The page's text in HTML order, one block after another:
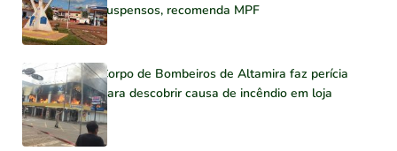
suspensos, recomenda MPF
Corpo de Bombeiros de Altamira faz perícia
para descobrir causa de incêndio em loja